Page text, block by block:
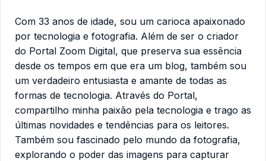
Com 33 anos de idade, sou um carioca apaixonado
por tecnologia e fotografia. Além de ser o criador
do Portal Zoom Digital, que preserva sua essência
desde os tempos em que era um blog, também sou
um verdadeiro entusiasta e amante de todas as
formas de tecnologia. Através do Portal,
compartilho minha paixão pela tecnologia e trago as
últimas novidades e tendências para os leitores.
Também sou fascinado pelo mundo da fotografia,
explorando o poder das imagens para capturar